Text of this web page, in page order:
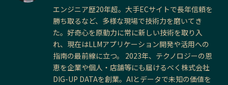
エンジニア歴20年超。大手ECサイトで長年信頼を
勝ち取るなど、多様な現場で技術力を磨いてき
た。好奇心を原動力に常に新しい技術を取り入
れ、現在はLLMアプリケーション開発や活用への
指南の最前線に立つ。 2023年、テクノロジーの恩
恵を企業や個人・店舗等にも届けるべく株式会社
DIG-UP DATAを創業。AIとデータで未知の価値を